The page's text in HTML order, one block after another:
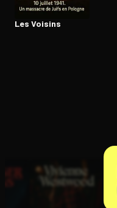
Les Voisins